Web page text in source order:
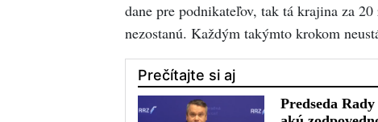
dane pre podnikateľov, tak tá krajina za
nezostanú. Každým takýmto krokom